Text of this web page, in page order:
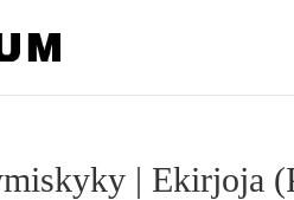
| Ekirjoja